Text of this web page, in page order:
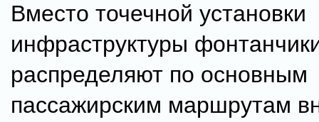
Вместо точечной установки
инфраструктуры
распределяют по основным
пассажирским маршрутам